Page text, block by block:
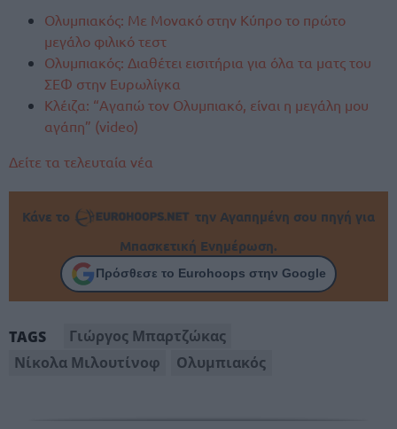
Ολυμπιακός: Με Μονακό στην Κύπρο το πρώτο
μεγάλο φιλικό τεστ
Ολυμπιακός: Διαθέτει εισιτήρια για όλα τα ματς του
ΣΕΦ στην Ευρωλίγκα
Κλέιζα: “Αγαπώ τον Ολυμπιακό, είναι η μεγάλη μου
αγάπη” (video)
Δείτε τα τελευταία νέα
Κάνε το
την Αγαπημένη σου πηγή για
Μπασκετική Ενημέρωση.
Πρόσθεσε το Eurohoops στην Google
TAGS
Γιώργος Μπαρτζώκας
Νίκολα Μιλουτίνοφ
Ολυμπιακός